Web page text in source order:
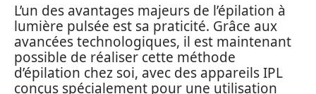
L’un des avantages majeurs de l’épilation à
lumière pulsée est sa praticité. Grâce aux
avancées technologiques, il est maintenant
possible de réaliser cette méthode
d’épilation chez soi, avec des appareils IPL
conçus spécialement pour une utilisation